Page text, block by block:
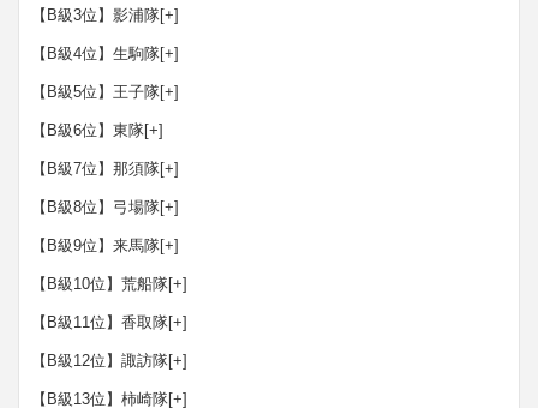
【B級3位】影浦隊[+]
【B級4位】生駒隊[+]
【B級5位】王子隊[+]
【B級6位】東隊[+]
【B級7位】那須隊[+]
【B級8位】弓場隊[+]
【B級9位】来馬隊[+]
【B級10位】荒船隊[+]
【B級11位】香取隊[+]
【B級12位】諏訪隊[+]
【B級13位】柿崎隊[+]